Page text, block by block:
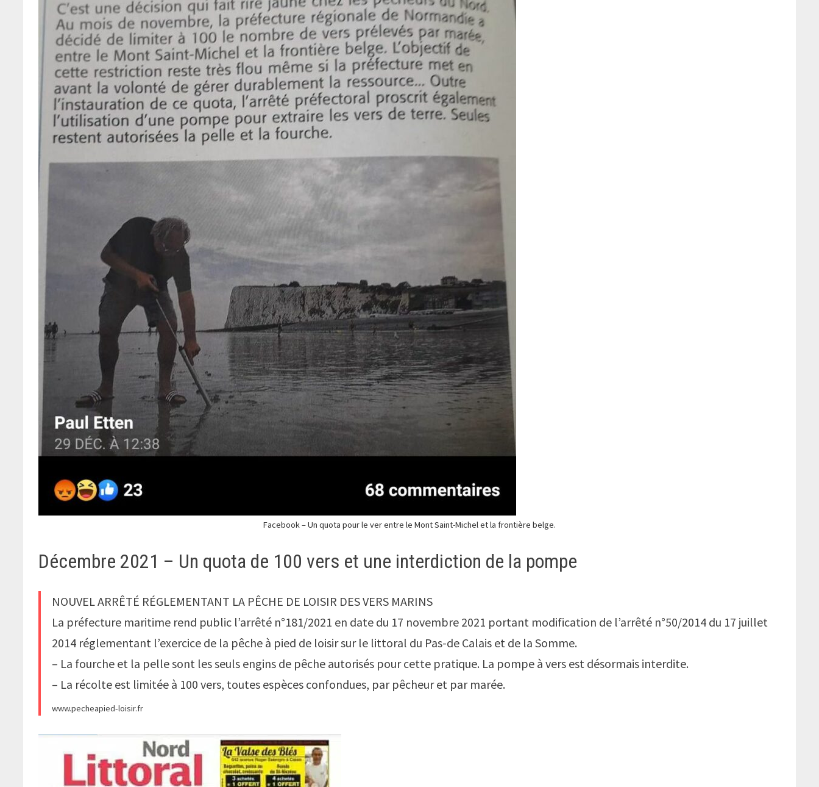
Facebook – Un quota pour le ver entre le Mont Saint-Michel et la frontière belge.
Décembre 2021 – Un quota de 100 vers et une interdiction de la pompe
NOUVEL ARRÊTÉ RÉGLEMENTANT LA PÊCHE DE LOISIR DES VERS MARINS
La préfecture maritime rend public l’arrêté n°181/2021 en date du 17 novembre 2021 portant modification de l’arrêté n°50/2014 du 17 juillet
2014 réglementant l’exercice de la pêche à pied de loisir sur le littoral du Pas-de Calais et de la Somme.
– La fourche et la pelle sont les seuls engins de pêche autorisés pour cette pratique. La pompe à vers est désormais interdite.
– La récolte est limitée à 100 vers, toutes espèces confondues, par pêcheur et par marée.
www.pecheapied-loisir.fr